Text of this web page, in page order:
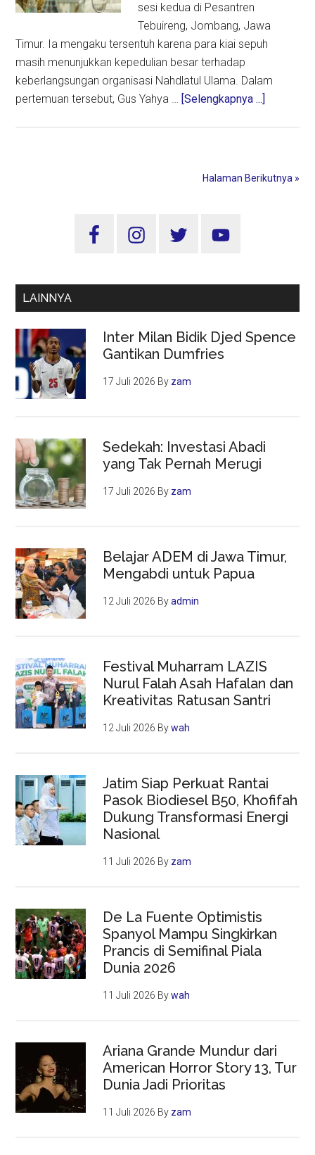
sesi kedua di Pesantren
Tebuireng, Jombang, Jawa
Timur. Ia mengaku tersentuh karena para kiai sepuh
masih menunjukkan kepedulian besar terhadap
keberlangsungan organisasi Nahdlatul Ulama. Dalam
pertemuan tersebut, Gus Yahya … [Selengkapnya ...]
Islah,
NU
Halaman Berikutnya »
Sidebar
LAINNYA
Inter Milan Bidik Djed Spence
Gantikan Dumfries
17 Juli 2026 By zam
Sedekah: Investasi Abadi
yang Tak Pernah Merugi
17 Juli 2026 By zam
Belajar ADEM di Jawa Timur,
Mengabdi untuk Papua
12 Juli 2026 Byadmin
Festival Muharram LAZIS
Nurul Falah Asah Hafalan dan
Kreativitas Ratusan Santri
12 Juli 2026 Bywah
Jatim Siap Perkuat Rantai
Pasok Biodiesel B50, Khofifah
Dukung Transformasi Energi
Nasional
11 Juli 2026 By zam
De La Fuente Optimistis
Spanyol Mampu Singkirkan
Prancis di Semifinal Piala
Dunia 2026
11 Juli 2026 Bywah
Ariana Grande Mundur dari
American Horror Story 13, Tur
Dunia Jadi Prioritas
11 Juli 2026 By zam